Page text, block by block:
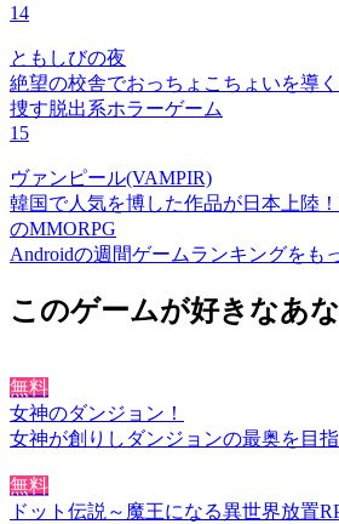
14
ともしびの夜
絶望の校舎でおっちょこちょいを導
捜す脱出系ホラーゲーム
15
ヴァンピール(VAMPIR)
韓国で人気を博した作品が日本上陸
のMMORPG
Androidの週間ゲームランキングをも
このゲームが好きなあ
無料
女神のダンジョン！
女神が創りしダンジョンの最奥を目指
無料
ドット伝説～魔王になる異世界放置